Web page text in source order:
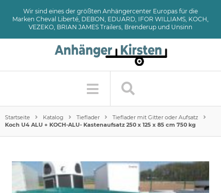
Wir sind eines der größten Anhängercenter Europas für die
Marken Cheval Liberté, DEBON, EDUARD, IFOR WILLIAMS, KOCH,
VEZEKO, BRIAN JAMES Trailers, Brenderup und Unsinn
Startseite Katalog Tieflader
Tieflader mit Gitter oder Aufsatz
Koch U4 ALU + KOCH-ALU- Kastenaufsatz 250 x 125 x 85 cm 750 kg